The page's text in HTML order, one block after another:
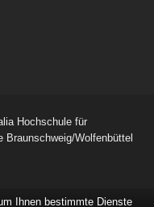
Hochschule für
Wolfenbüttel
Ihnen bestimmte Dienste